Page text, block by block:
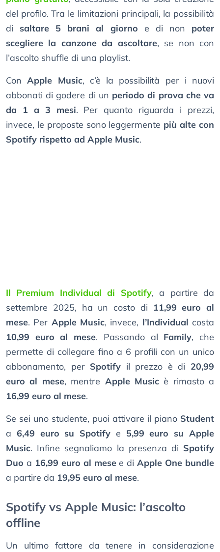
del profilo. Tra le limitazioni principali, la possibilità
di saltare 5 brani al giorno e di non poter
scegliere la canzone da ascoltare, se non con
l’ascolto shuffle di una playlist.
ConApple Music, c’è la possibilità per i nuovi
abbonati di godere di un periodo di prova che va
da 1 a 3 mesi. Per quanto riguarda i prezzi,
invece, le proposte sono leggermente più alte con
Spotify rispetto ad Apple Music.
Il Premium Individual di Spotify, a partire da
settembre 2025, ha un costo di
11,99 euro al
mese. Per Apple Music, invece, l’Individual costa
10,99 euro al mese. Passando al Family, che
permette di collegare fino a 6 profili con un unico
abbonamento, per Spotify il prezzo è di 20,99
euro al mese, mentre Apple Musicè rimasto a
16,99 euro al mese.
Se sei uno studente, puoi attivare il piano Student
a 6,49 euro su Spotify e 5,99 euro su Apple
Music. Infine segnaliamo la presenza di Spotify
Duo a 16,99 euro al mesee diApple One bundle
a partire da 19,95 euro al mese.
Spotify vs Apple Music: l’ascolto
offline
Un ultimo fattore da tenere in considerazione